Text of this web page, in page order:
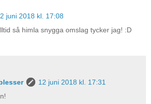
juni 2018 kl. 17:08
så himla snygga omslag tycker jag! :D
12 juni 2018 kl. 17:31